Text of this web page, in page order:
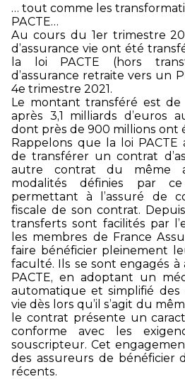
… tout comme les
PACTE…
Au cours du 1er trimestre
d’assurance vie ont été
la loi PACTE (hors
d’assurance retraite vers un
4e trimestre 2021.
Le montant transféré est de
après 3,1 milliards d’euros
dont près de 900 millions ont
Rappelons que la loi
de transférer un contrat
autre contrat du même
modalités définies par
permettant à l’assuré de
fiscale de son contrat.
transferts sont facilités par
les membres de France
faire bénéficier pleinement
faculté. Ils se sont engagés
PACTE, en adoptant un
automatique et simplifié des
vie dès lors qu’il s’agit du
le contrat présente un
conforme avec les
souscripteur. Cet
des assureurs de bénéficier
récents.